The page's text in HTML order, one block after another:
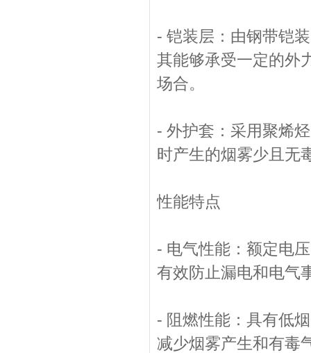
- 铠装层：由钢带铠
其能够承受一定的外
场合。
- 外护套：采用聚烯
时产生的烟雾少且无
性能特点
- 电气性能：额定电
有效防止漏电和电气
- 阻燃性能：具有低
减少烟雾产生和有毒